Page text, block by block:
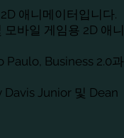
애니메이터입니다.
바일 게임용 2D 애니
Business 2.0과
Davis Junior 및 Dean